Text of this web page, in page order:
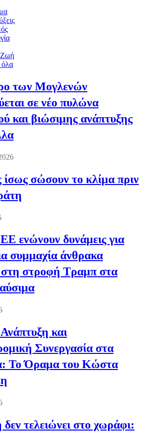
Ζωή
όλα
των Μογλενών
σε νέο πυλώνα
και βιώσιμης ανάπτυξης
ίσως σώσουν το κλίμα πριν
ενώνουν δυνάμεις για
συμμαχία άνθρακα
στη στροφή Τραμπ στα
και
Συνεργασία στα
Το Όραμα του Κώστα
τελειώνει στο χωράφι: